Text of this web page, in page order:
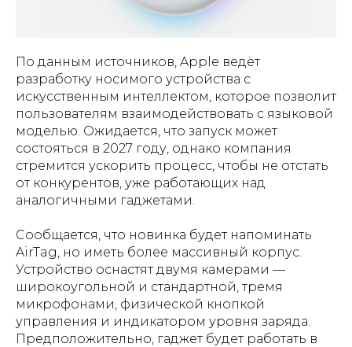
По данным источников, Apple ведёт
разработку носимого устройства с
искусственным интеллектом, которое позволит
пользователям взаимодействовать с языковой
моделью. Ожидается, что запуск может
состояться в 2027 году, однако компания
стремится ускорить процесс, чтобы не отстать
от конкурентов, уже работающих над
аналогичными гаджетами.
Сообщается, что новинка будет напоминать
AirTag, но иметь более массивный корпус.
Устройство оснастят двумя камерами —
широкоугольной и стандартной, тремя
микрофонами, физической кнопкой
управления и индикатором уровня заряда.
Предположительно, гаджет будет работать в